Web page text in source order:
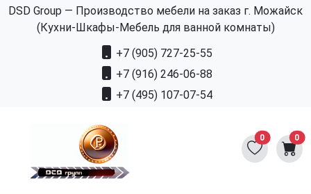
DSD Group — Производство мебели на заказ г. Можайск
(Кухни-Шкафы-Мебель для ванной комнаты)
+7 (905) 727-25-55
+7 (916) 246-06-88
+7 (495) 107-07-54
0 0